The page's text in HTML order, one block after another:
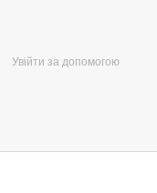
Увійти за допомогою